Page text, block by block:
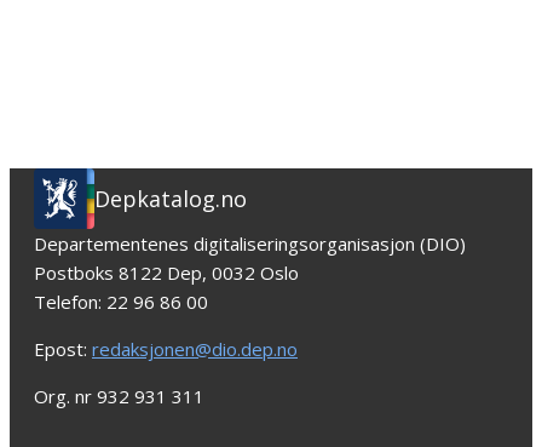
Depkatalog.no
Departementenes digitaliseringsorganisasjon (DIO)
Postboks 8122 Dep, 0032 Oslo
Telefon: 22 96 86 00
Epost: redaksjonen@dio.dep.no
Org. nr 932 931 311